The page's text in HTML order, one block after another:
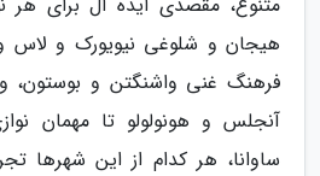
هیجان و شلوغی نیویورک و لاس
فرهنگ غنی واشنگتن و بوستون،
آنجلس و هونولولو تا مهمان
ساوانا، هر کدام از این شهرها